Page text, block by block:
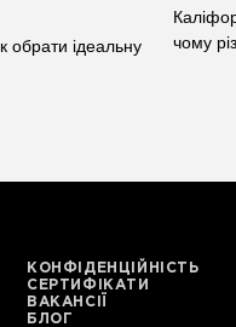
обрати ідеальну
чому
КОНФІДЕНЦІЙНІСТЬ
СЕРТИФІКАТИ
ВАКАНСІЇ
БЛОГ